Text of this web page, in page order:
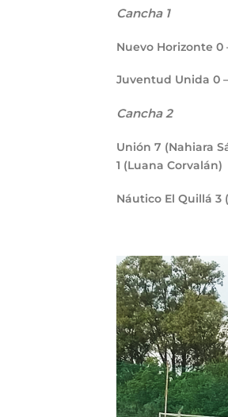
Cancha 1
Nuevo Horizonte 0
Juventud Unida 0
Cancha 2
Unión 7 (Nahiara
1 (Luana Corvalán)
Náutico El Quillá 3